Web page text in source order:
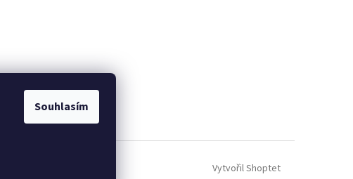
Souhlasím
Vytvořil Shoptet